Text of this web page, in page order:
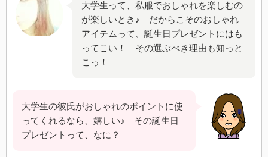
大学生って、私服でおしゃれを楽しむの
が楽しいとき♪ だからこそのおしゃれ
アイテムって、誕生日プレゼントにはも
ってこい！ その選ぶべき理由も知っと
こっ！
大学生の彼氏がおしゃれのポイントに使
ってくれるなら、嬉しい♪ その誕生日
プレゼントって、なに？